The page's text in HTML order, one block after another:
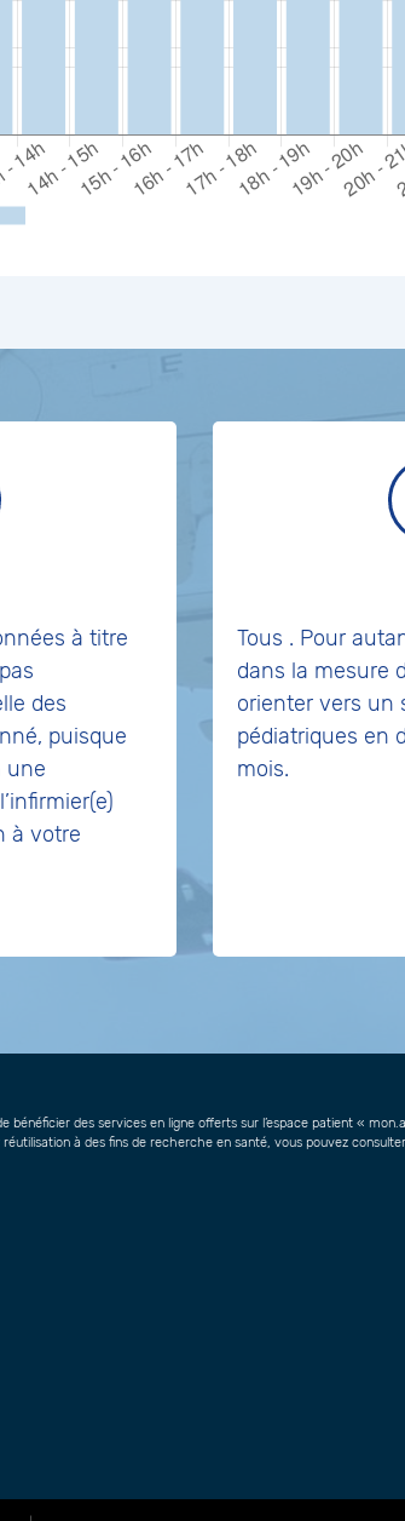
à titre
des
puisque
une
à votre
Tous . Pour
dans la mesure
orienter vers un
pédiatriques en
mois.
des services en ligne offerts sur l’espace patient «
à des fins de recherche en santé, vous pouvez